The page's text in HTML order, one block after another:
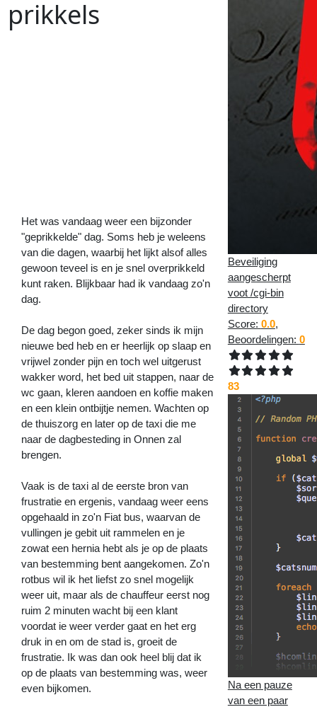
prikkels
Volgend
Het was vandaag weer een bijzonder
"geprikkelde" dag. Soms heb je weleens
van die dagen, waarbij het lijkt alsof alles
gewoon teveel is en je snel overprikkeld
kunt raken. Blijkbaar had ik vandaag zo'n
dag.
De dag begon goed, zeker sinds ik mijn
nieuwe bed heb en er heerlijk op slaap en
vrijwel zonder pijn en toch wel uitgerust
wakker word, het bed uit stappen, naar de
wc gaan, kleren aandoen en koffie maken
en een klein ontbijtje nemen. Wachten op
de thuiszorg en later op de taxi die me
naar de dagbesteding in Onnen zal
brengen.
Vaak is de taxi al de eerste bron van
frustratie en ergenis, vandaag weer eens
opgehaald in zo'n Fiat bus, waarvan de
vullingen je gebit uit rammelen en je
zowat een hernia hebt als je op de plaats
van bestemming bent aangekomen. Zo'n
rotbus wil ik het liefst zo snel mogelijk
weer uit, maar als de chauffeur eerst nog
ruim 2 minuten wacht bij een klant
voordat ie weer verder gaat en het erg
druk in en om de stad is, groeit de
frustratie. Ik was dan ook heel blij dat ik
op de plaats van bestemming was, weer
even bijkomen.
Beveiliging
aangescherpt
voot /cgi-bin
directory
Score: 0.0,
Beoordelingen: 0
83
Na een pauze
van een paar